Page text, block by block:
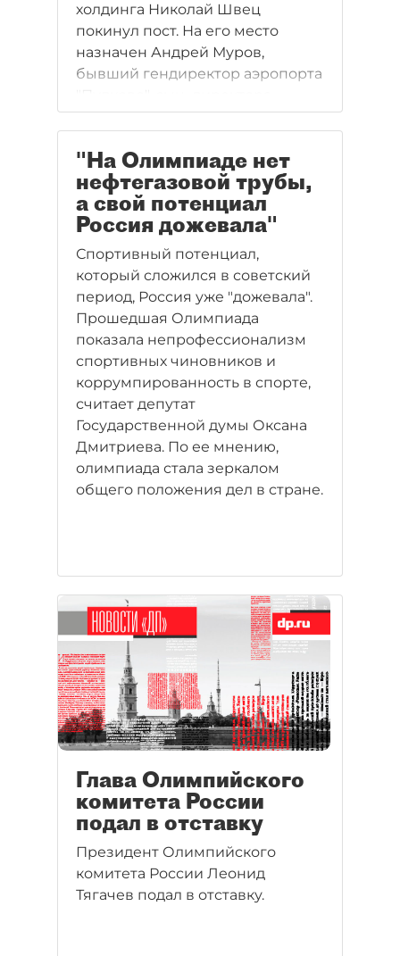
холдинга Николай Швец
покинул пост. На его место
назначен Андрей Муров,
бывший гендиректор аэропорта
Федеральной службы охраны
Алексей Навальный уже
прокомментировал новость о
перестановках в МРСК.
"На Олимпиаде нет
нефтегазовой трубы,
а свой потенциал
Россия дожевала"
Спортивный потенциал,
который сложился в советский
период, Россия уже "дожевала".
Прошедшая Олимпиада
показала непрофессионализм
спортивных чиновников и
коррумпированность в спорте,
считает депутат
Государственной думы Оксана
Дмитриева. По ее мнению,
олимпиада стала зеркалом
общего положения дел в стране.
Глава Олимпийского
комитета России
подал в отставку
Президент Олимпийского
комитета России Леонид
Тягачев подал в отставку.